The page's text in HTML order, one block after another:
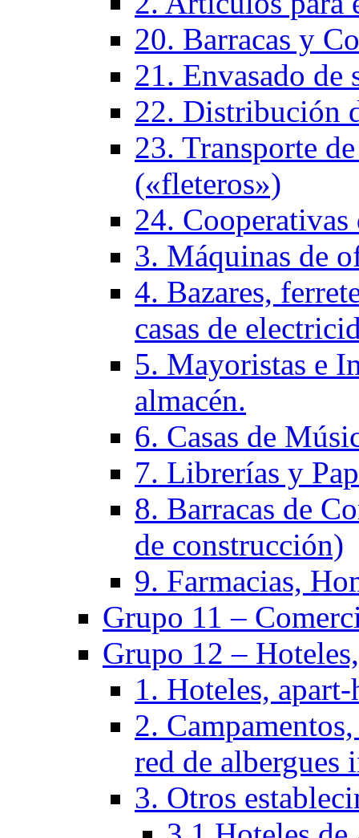
20. Barracas y
21. Envasado de
22. Distribución
23. Transporte
(«fleteros»)
24. Cooperativas
3. Máquinas de
4. Bazares,
casas de
5. Mayoristas e
almacén.
6. Casas de
7. Librerías y
8. Barracas de
de construcción)
9. Farmacias,
Grupo 11 –
Grupo 12 –
1. Hoteles,
2.
red de albergues
3. Otros